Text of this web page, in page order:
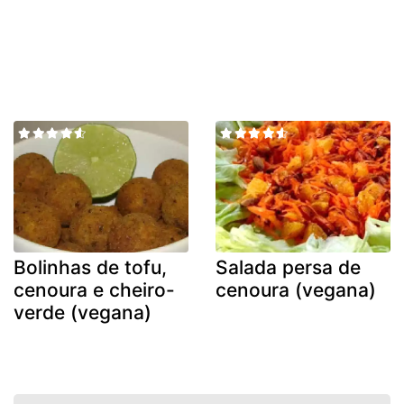
Bolinhas de tofu,
cenoura e cheiro-
verde (vegana)
Salada persa de
cenoura (vegana)